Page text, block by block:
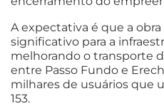
A expectativa é que a
significativo para a
melhorando o transporte
entre Passo Fundo e
milhares de usuários que
153.